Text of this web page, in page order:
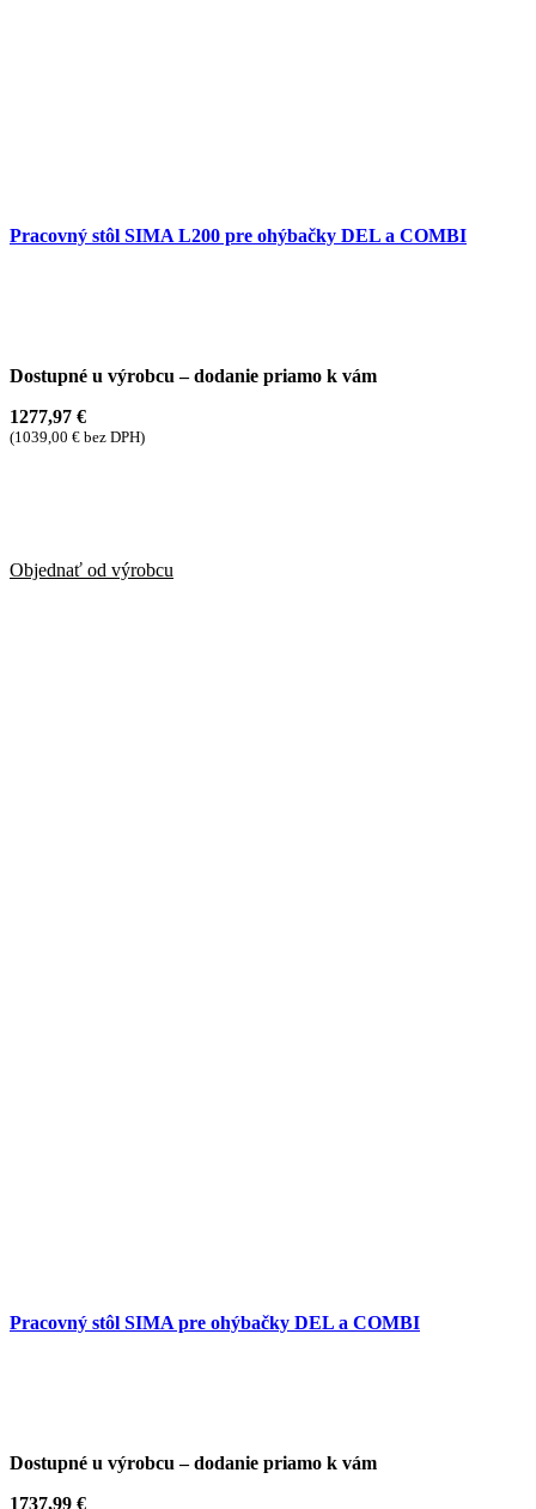
Pracovný stôl SIMA L200 pre ohýbačky DEL a COMBI
Dostupné u výrobcu – dodanie priamo k vám
1277,97 €
(1039,00 € bez DPH)
Objednať od výrobcu
Pracovný stôl SIMA pre ohýbačky DEL a COMBI
Dostupné u výrobcu – dodanie priamo k vám
1737,99 €